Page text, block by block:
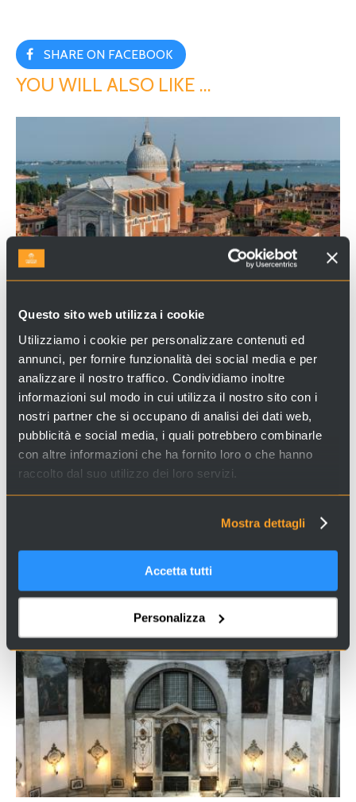
Questo sito web utilizza i cookie
Utilizziamo i cookie per personalizzare contenuti ed
annunci, per fornire funzionalità dei social media e per
analizzare il nostro traffico. Condividiamo inoltre
informazioni sul modo in cui utilizza il nostro sito con i
nostri partner che si occupano di analisi dei dati web,
pubblicità e social media, i quali potrebbero combinarle
con altre informazioni che ha fornito loro o che hanno
raccolto dal suo utilizzo dei loro servizi.
Mostra dettagli
Accetta tutti
Personalizza
SHARE ON FACEBOOK
YOU WILL ALSO LIKE …
CHURCHES
CHURCH OF THE REDENTORE
THE FEAST OF REDENTORE